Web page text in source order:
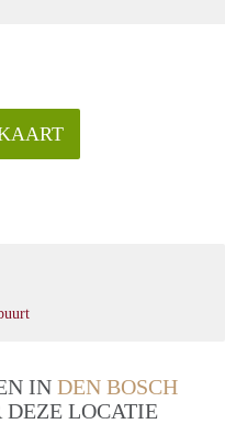
IN DEN BOSCH
DEZE LOCATIE